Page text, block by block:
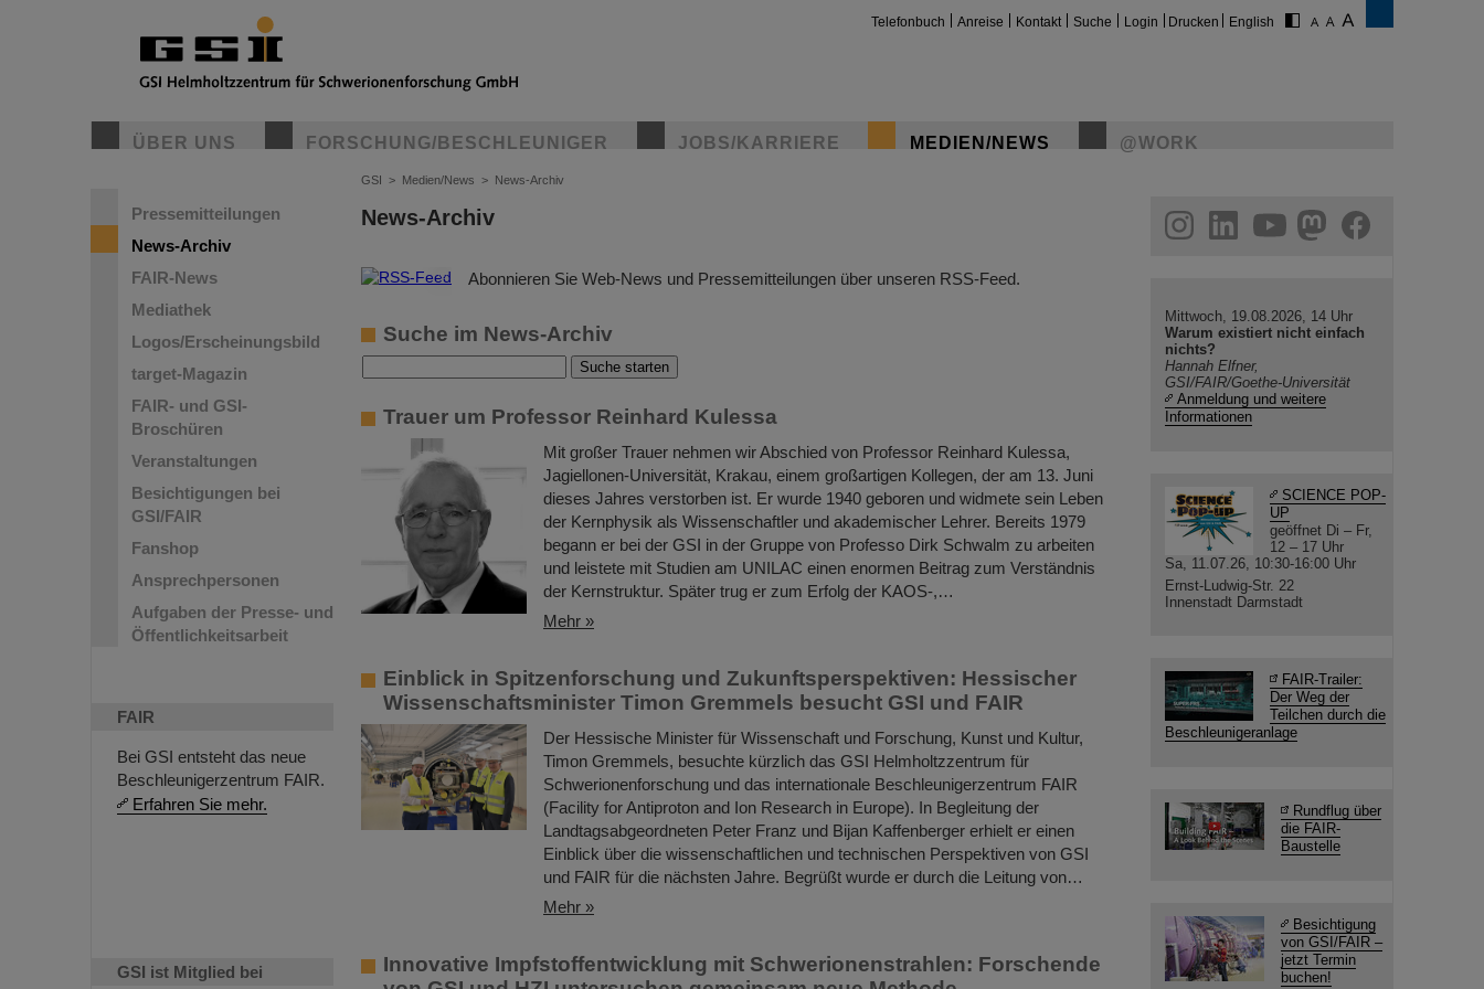
Telefonbuch Anreise Kontakt Suche Login Drucken English
ÜBER UNS FORSCHUNG/BESCHLEUNIGER JOBS/KARRIERE MEDIEN/NEWS @WORK
Pressemitteilungen
News-Archiv
FAIR-News
Mediathek
Logos/Erscheinungsbild
target-Magazin
FAIR- und GSI-
Broschüren
Veranstaltungen
Besichtigungen bei
GSI/FAIR
Fanshop
Ansprechpersonen
Aufgaben der Presse- und
Öffentlichkeitsarbeit
FAIR
Bei GSI entsteht das neue
Beschleunigerzentrum FAIR.
Erfahren Sie mehr.
GSI ist Mitglied bei
GSI > Medien/News > News-Archiv
News-Archiv
© Abonnieren Sie Web-News und Pressemitteilungen über unseren RSS-Feed.
Suche im News-Archiv
Trauer um Professor Reinhard Kulessa
Mit großer Trauer nehmen wir Abschied von Professor Reinhard Kulessa,
Jagiellonen-Universität, Krakau, einem großartigen Kollegen, der am 13. Juni
dieses Jahres verstorben ist. Er wurde 1940 geboren und widmete sein Leben
der Kernphysik als Wissenschaftler und akademischer Lehrer. Bereits 1979
begann er bei der GSI in der Gruppe von Professo Dirk Schwalm zu arbeiten
und leistete mit Studien am UNILAC einen enormen Beitrag zum Verständnis
der Kernstruktur. Später trug er zum Erfolg der KAOS-,…
Mehr »
Einblick in Spitzenforschung und Zukunftsperspektiven: Hessischer
Wissenschaftsminister Timon Gremmels besucht GSI und FAIR
Der Hessische Minister für Wissenschaft und Forschung, Kunst und Kultur,
Timon Gremmels, besuchte kürzlich das GSI Helmholtzzentrum für
Schwerionenforschung und das internationale Beschleunigerzentrum FAIR
(Facility for Antiproton and Ion Research in Europe). In Begleitung der
Landtagsabgeordneten Peter Franz und Bijan Kaffenberger erhielt er einen
Einblick über die wissenschaftlichen und technischen Perspektiven von GSI
und FAIR für die nächsten Jahre. Begrüßt wurde er durch die Leitung von…
Mehr »
Innovative Impfstoffentwicklung mit Schwerionenstrahlen: Forschende
helmholtz.social
facebook
Mittwoch, 19.08.2026, 14 Uhr
Warum existiert nicht einfach
nichts?
Hannah Elfner,
GSI/FAIR/Goethe-Universität
Anmeldung und weitere
Informationen
SCIENCE POP-
UP
geöffnet Di – Fr,
12 – 17 Uhr
Sa, 11.07.26, 10:30-16:00 Uhr
Ernst-Ludwig-Str. 22
Innenstadt Darmstadt
FAIR-Trailer:
Der Weg der
Teilchen durch die
Beschleunigeranlage
Rundflug über
die FAIR-
Baustelle
Besichtigung
von GSI/FAIR –
jetzt Termin
buchen!